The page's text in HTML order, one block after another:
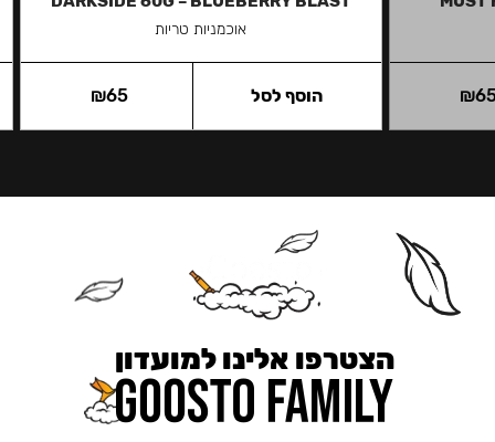
₪
אוכמניות טריות
₪65 הוסף לסל
הצטרפו אלינו למועדון